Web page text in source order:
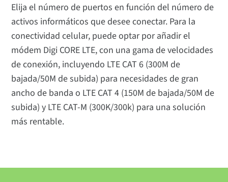
Elija el número de puertos en función del número de
activos informáticos que desee conectar. Para la
conectividad celular, puede optar por añadir el
módem Digi CORE LTE, con una gama de velocidades
de conexión, incluyendo LTE CAT 6 (300M de
bajada/50M de subida) para necesidades de gran
ancho de banda o LTE CAT 4 (150M de bajada/50M de
subida) y LTE CAT-M (300K/300k) para una solución
más rentable.